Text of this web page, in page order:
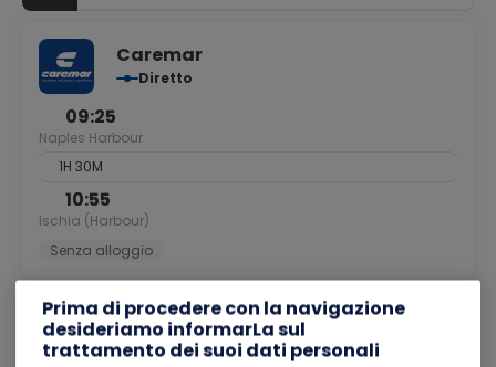
Caremar
Diretto
09:25
Naples Harbour
1H 30M
10:55
Ischia (Harbour)
Senza alloggio
Vedi i dettagli
Aggiungi veicolo
Prima di procedere con la navigazione
desideriamo informarLa sul
trattamento dei suoi dati personali